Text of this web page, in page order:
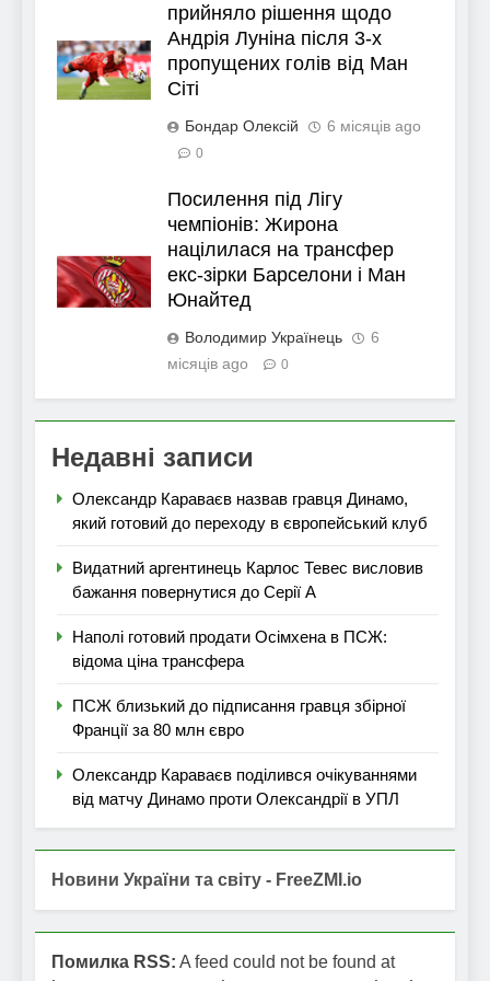
прийняло рішення щодо
Андрія Луніна після 3-х
пропущених голів від Ман
Сіті
Бондар Олексій 6 місяців ago
0
Посилення під Лігу
чемпіонів: Жирона
націлилася на трансфер
екс-зірки Барселони і Ман
Юнайтед
Володимир Українець
6
місяців ago
0
Недавні записи
Олександр Караваєв назвав гравця Динамо,
який готовий до переходу в європейський клуб
Видатний аргентинець Карлос Тевес висловив
бажання повернутися до Серії А
Наполі готовий продати Осімхена в ПСЖ:
відома ціна трансфера
ПСЖ близький до підписання гравця збірної
Франції за 80 млн євро
Олександр Караваєв поділився очікуваннями
від матчу Динамо проти Олександрії в УПЛ
Новини України та світу - FreeZMI.io
Помилка RSS: A feed could not be found at